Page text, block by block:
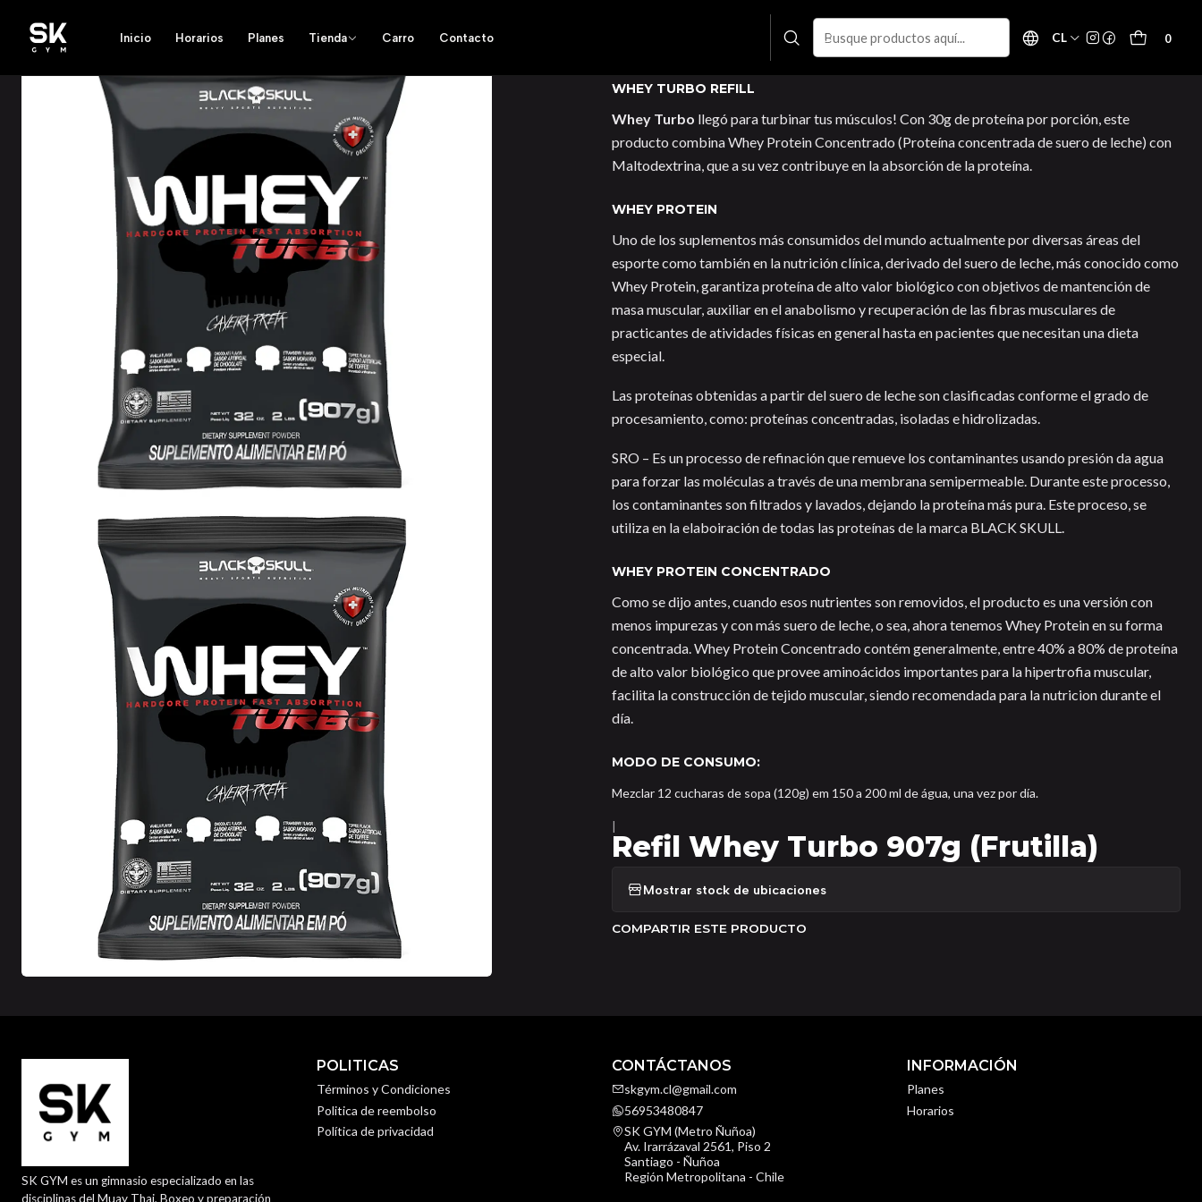
Inicio Horarios Planes Tienda Carro Contacto CL 0
WHEY TURBO REFILL
Whey Turbo llegó para turbinar tus músculos! Con 30g de proteína por porción, este
producto combina Whey Protein Concentrado (Proteína concentrada de suero de leche) con
Maltodextrina, que a su vez contribuye en la absorción de la proteína.
WHEY PROTEIN
Uno de los suplementos más consumidos del mundo actualmente por diversas áreas del
esporte como también en la nutrición clínica, derivado del suero de leche, más conocido como
Whey Protein, garantiza proteína de alto valor biológico con objetivos de mantención de
masa muscular, auxiliar en el anabolismo y recuperación de las fibras musculares de
practicantes de atividades físicas en general hasta en pacientes que necesitan una dieta
especial.
Las proteínas obtenidas a partir del suero de leche son clasificadas conforme el grado de
procesamiento, como: proteínas concentradas, isoladas e hidrolizadas.
SRO – Es un processo de refinación que remueve los contaminantes usando presión da agua
para forzar las moléculas a través de una membrana semipermeable. Durante este processo,
los contaminantes son filtrados y lavados, dejando la proteína más pura. Este proceso, se
utiliza en la elaboiración de todas las proteínas de la marca BLACK SKULL.
WHEY PROTEIN CONCENTRADO
Como se dijo antes, cuando esos nutrientes son removidos, el producto es una versión con
menos impurezas y con más suero de leche, o sea, ahora tenemos Whey Protein en su forma
concentrada. Whey Protein Concentrado contém generalmente, entre 40% a 80% de proteína
de alto valor biológico que provee aminoácidos importantes para la hipertrofia muscular,
facilita la construcción de tejido muscular, siendo recomendada para la nutricion durante el
día.
MODO DE CONSUMO:
Mezclar 12 cucharas de sopa (120g) em 150 a 200 ml de água, una vez por día.
Refil Whey Turbo 907g (Frutilla)
Mostrar stock de ubicaciones
COMPARTIR ESTE PRODUCTO
SK GYM es un gimnasio especializado en las
disciplinas del Muay Thai, Boxeo y preparación
POLITICAS
Términos y Condiciones
Politica de reembolso
Política de privacidad
CONTÁCTANOS
skgym.cl@gmail.com
56953480847
SK GYM (Metro Ñuñoa)
Av. Irarrázaval 2561, Piso 2
Santiago - Ñuñoa
Región Metropolitana - Chile
INFORMACIÓN
Planes
Horarios